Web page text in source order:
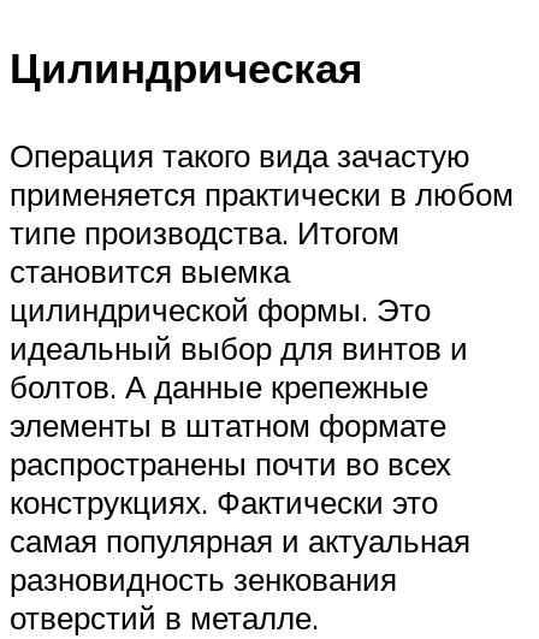
Цилиндрическая
Операция такого вида зачастую
применяется практически в любом
типе производства. Итогом
становится выемка
цилиндрической формы. Это
идеальный выбор для винтов и
болтов. А данные крепежные
элементы в штатном формате
распространены почти во всех
конструкциях. Фактически это
самая популярная и актуальная
разновидность зенкования
отверстий в металле.